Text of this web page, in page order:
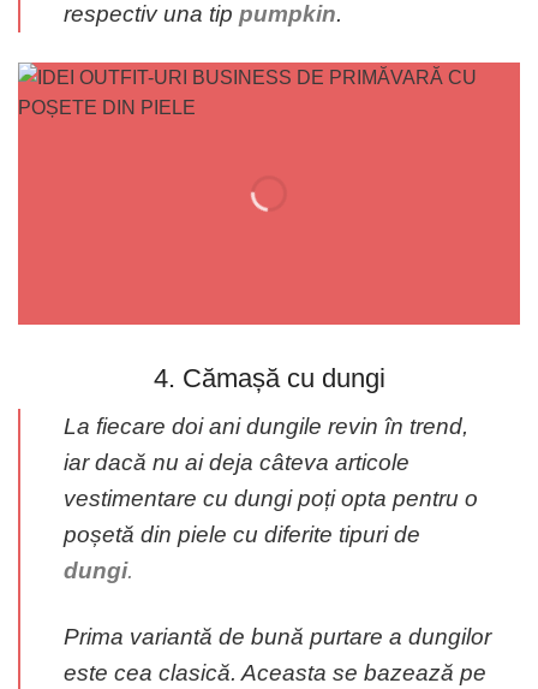
respectiv una tip pumpkin.
4. Cămașă cu dungi
La fiecare doi ani dungile revin în trend,
iar dacă nu ai deja câteva articole
vestimentare cu dungi poți opta pentru o
poșetă din piele cu diferite tipuri de
dungi.
Prima variantă de bună purtare a dungilor
este cea clasică. Aceasta se bazează pe